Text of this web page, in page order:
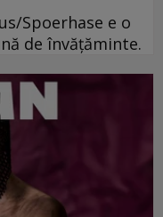
Spoerhase e o
de învățăminte.